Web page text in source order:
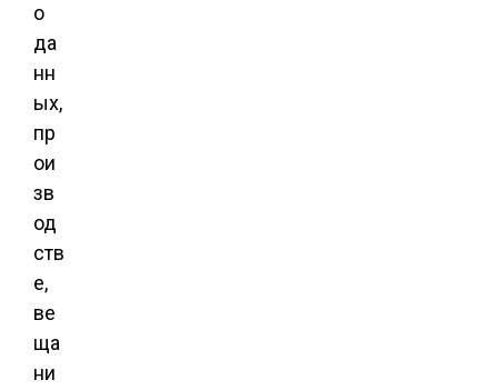
о
да
нн
ых,
пр
ои
зв
од
ств
е,
ве
ща
ни